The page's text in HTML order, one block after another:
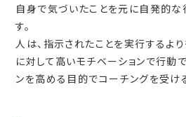
自身で気づいたことを元に自発的な
す。
人は、指示されたことを実行するよ
に対して高いモチベーションで行動
ンを高める目的でコーチングを受け